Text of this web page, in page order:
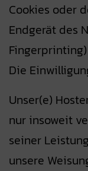
Cookies oder
Endgerät des
Die
Unser(e)
nur insoweit
seiner
unsere